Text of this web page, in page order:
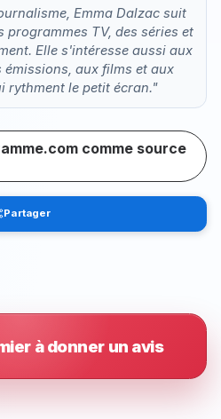
Emma Dalzac suit
programmes TV, des séries et
Elle s'intéresse aussi aux
émissions, aux films et aux
rythment le petit écran."
comme source
Partager
à donner un avis